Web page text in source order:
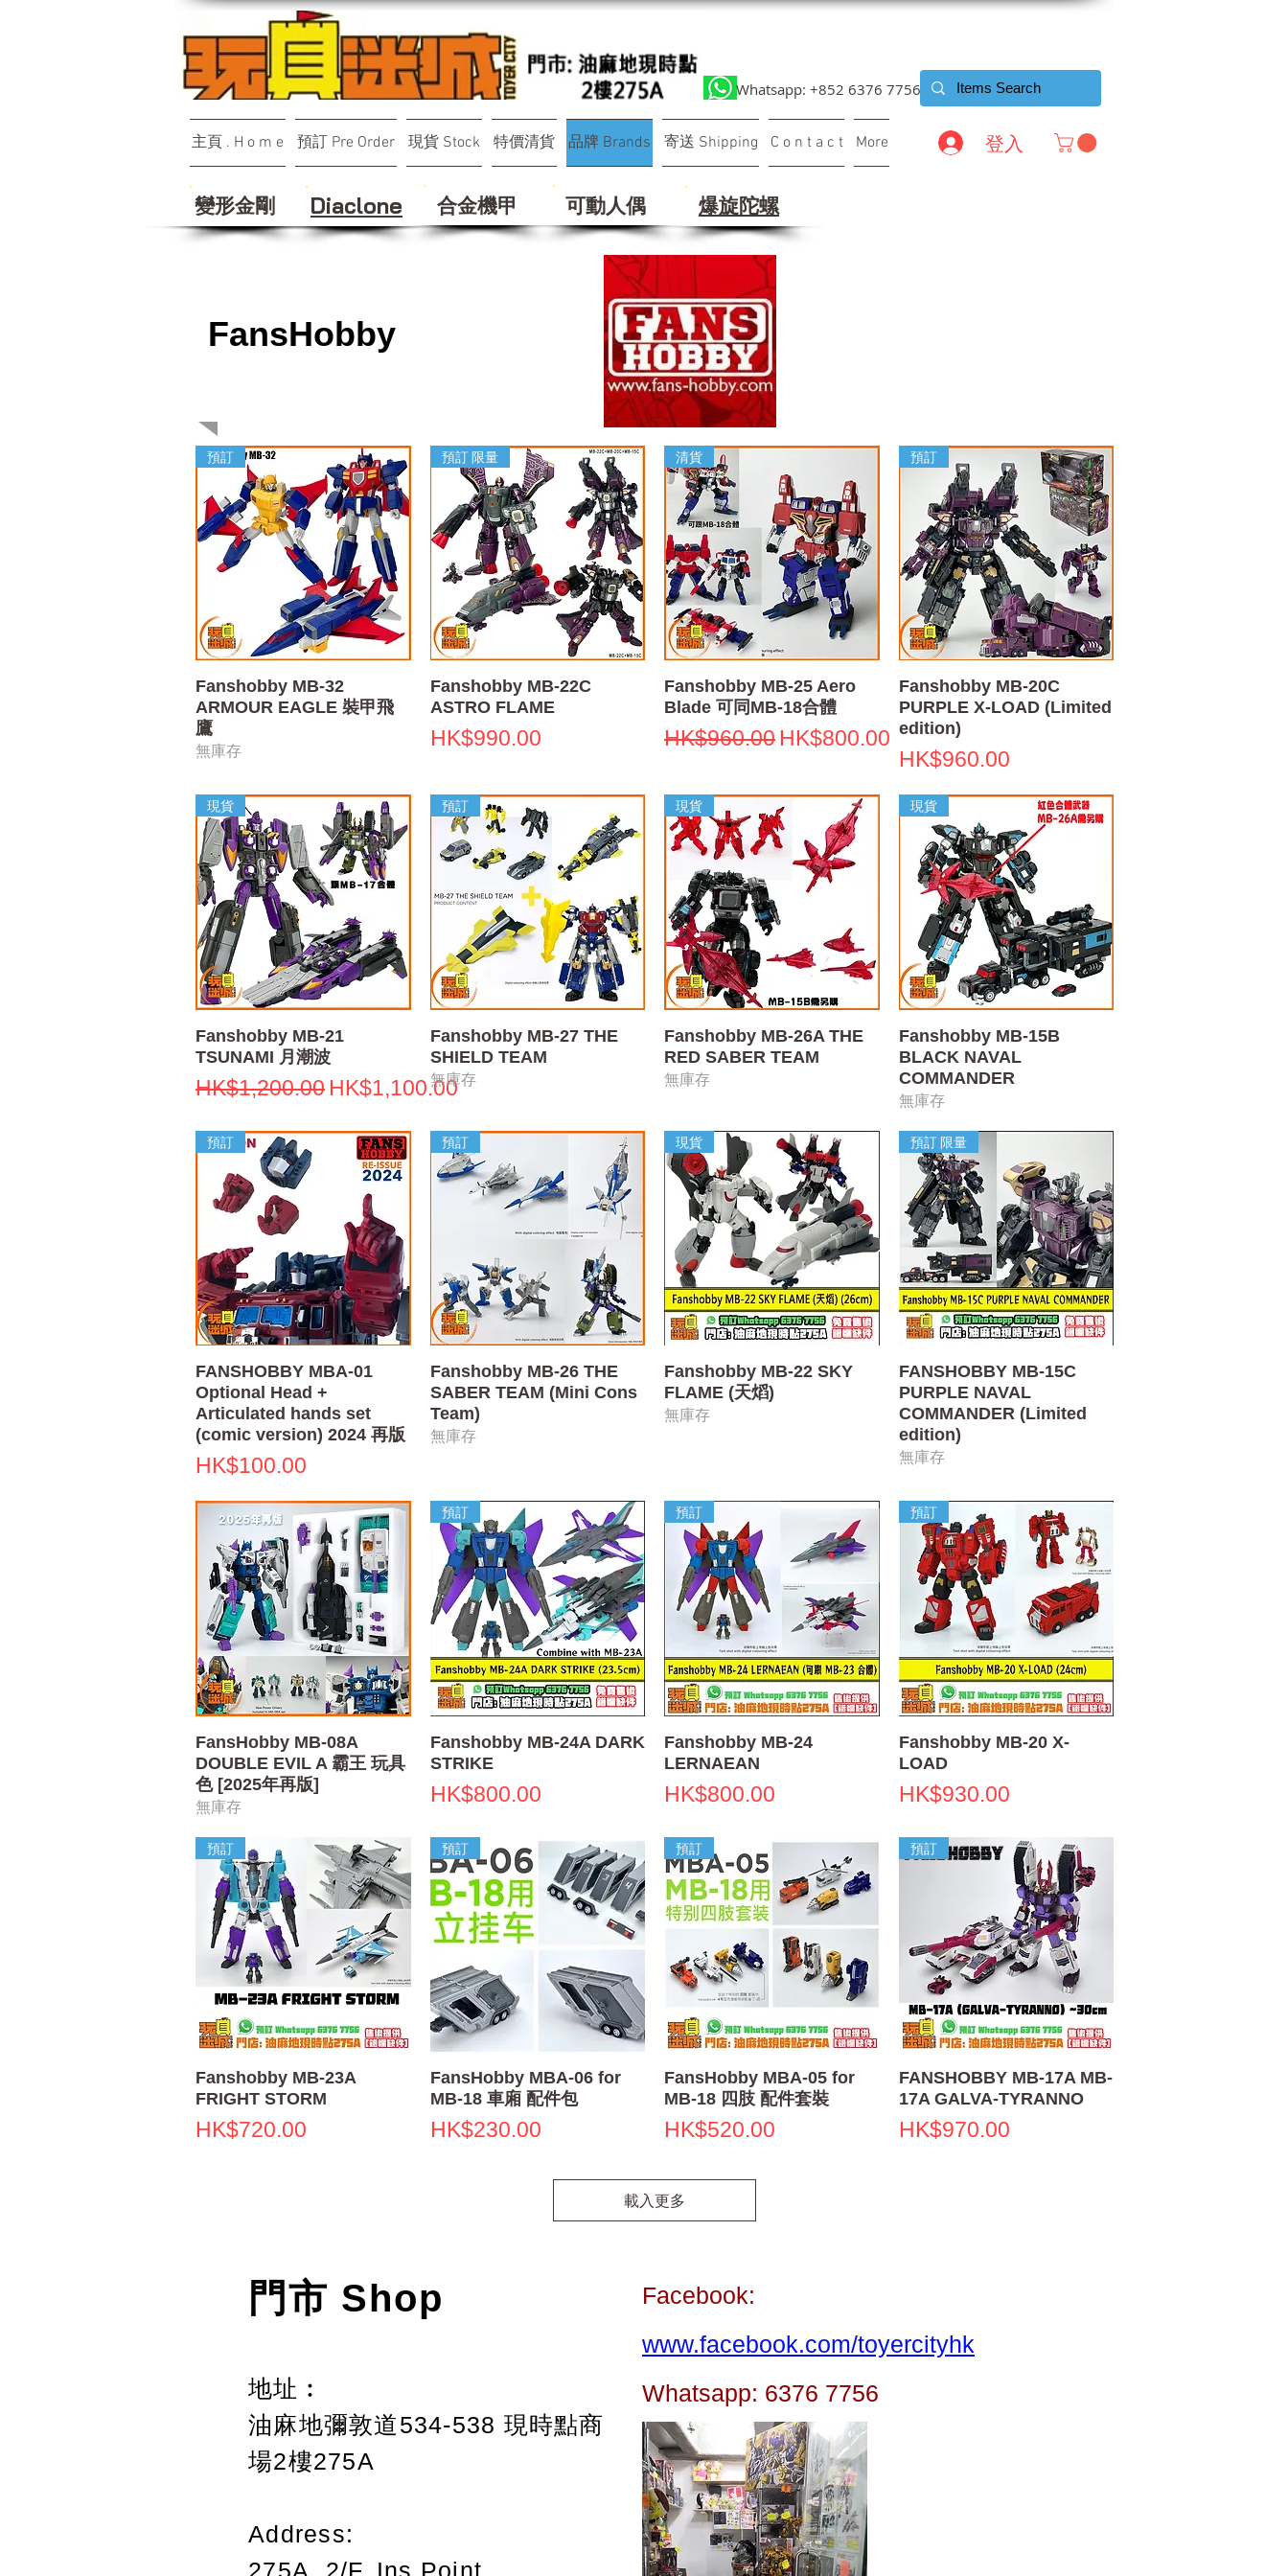
Whatsapp: +852 6376 7756
主頁 . H o m e 預訂 Pre Order 現貨 Stock 特價清貨 品牌 Brands 寄送 Shipping C o n t a c t More 登入
變形金剛 Diaclone 合金機甲 可動人偶 ​爆旋陀螺
FansHobby
快速瀏覽
預訂
Fanshobby MB-32
ARMOUR EAGLE 裝甲飛
鷹
無庫存
快速瀏覽
預訂 限量
Fanshobby MB-22C
ASTRO FLAME
價格
HK$990.00
快速瀏覽
清貨
Fanshobby MB-25 Aero
Blade 可同MB-18合體
一般價格
HK$960.00 促銷價格
HK$800.00
快速瀏覽
預訂
Fanshobby MB-20C
PURPLE X-LOAD (Limited
edition)
價格
HK$960.00
快速瀏覽
現貨
Fanshobby MB-21
TSUNAMI 月潮波
一般價格
HK$1,200.00 促銷價格
HK$1,100.00
快速瀏覽
預訂
Fanshobby MB-27 THE
SHIELD TEAM
無庫存
快速瀏覽
現貨
Fanshobby MB-26A THE
RED SABER TEAM
無庫存
快速瀏覽
現貨
Fanshobby MB-15B
BLACK NAVAL
COMMANDER
無庫存
快速瀏覽
預訂
FANSHOBBY MBA-01
Optional Head +
Articulated hands set
(comic version) 2024 再版
價格
HK$100.00
快速瀏覽
預訂
Fanshobby MB-26 THE
SABER TEAM (Mini Cons
Team)
無庫存
快速瀏覽
現貨
Fanshobby MB-22 SKY
FLAME (天熖)
無庫存
快速瀏覽
預訂 限量
FANSHOBBY MB-15C
PURPLE NAVAL
COMMANDER (Limited
edition)
無庫存
快速瀏覽
FansHobby MB-08A
DOUBLE EVIL A 霸王 玩具
色 [2025年再版]
無庫存
快速瀏覽
預訂
Fanshobby MB-24A DARK
STRIKE
價格
HK$800.00
快速瀏覽
預訂
Fanshobby MB-24
LERNAEAN
價格
HK$800.00
快速瀏覽
預訂
Fanshobby MB-20 X-
LOAD
價格
HK$930.00
快速瀏覽
預訂
Fanshobby MB-23A
FRIGHT STORM
價格
HK$720.00
快速瀏覽
預訂
FansHobby MBA-06 for
MB-18 車廂 配件包
價格
HK$230.00
快速瀏覽
預訂
FansHobby MBA-05 for
MB-18 四肢 配件套裝
價格
HK$520.00
快速瀏覽
預訂
FANSHOBBY MB-17A MB-
17A GALVA-TYRANNO
價格
HK$970.00
載入更多
門市 Shop
地址︰
油麻地彌敦道534-538 現時點商
場2樓275A
Address:
Facebook:
www.facebook.com/toyercityhk
Whatsapp: 6376 7756